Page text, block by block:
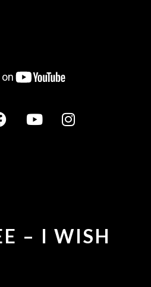
– I WISH